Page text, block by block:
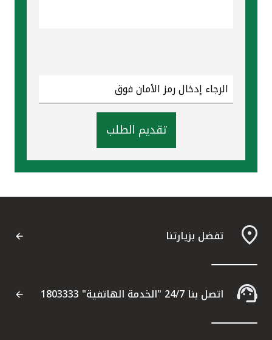
تقديم الطلب
تفضل بزيارتنا
اتصل بنا 24/7 "الخدمة الهاتفية" 1803333